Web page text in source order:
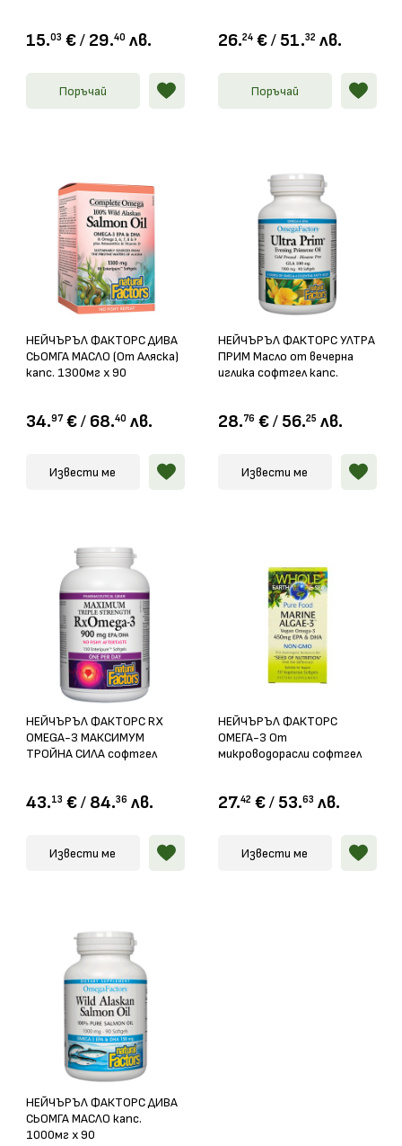
15.03 € / 29.40 лв.
Поръчай
26.24 € / 51.32 лв.
Поръчай
НЕЙЧЪРЪЛ ФАКТОРС ДИВА
СЬОМГА МАСЛО (От Аляска)
капс. 1300мг х 90
34.97 € / 68.40 лв.
Извести ме
НЕЙЧЪРЪЛ ФАКТОРС УЛТРА
ПРИМ Масло от вечерна
иглика софтгел капс.
28.76 € / 56.25 лв.
Извести ме
НЕЙЧЪРЪЛ ФАКТОРС RX
OMEGA-3 МАКСИМУМ
ТРОЙНА СИЛА софтгел
43.13 € / 84.36 лв.
Извести ме
НЕЙЧЪРЪЛ ФАКТОРС
ОМЕГА-3 От
микроводорасли софтгел
27.42 € / 53.63 лв.
Извести ме
НЕЙЧЪРЪЛ ФАКТОРС ДИВА
СЬОМГА МАСЛО капс.
1000мг х 90